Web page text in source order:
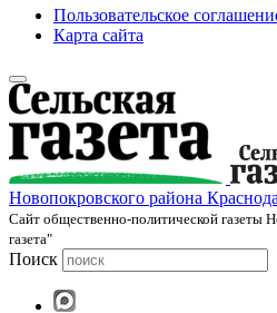
Пользовательское
Карта сайта
Новопокровского района
Cайт общественно-политической газеты
газета"
Поиск